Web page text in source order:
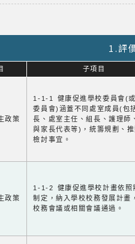
1.評
子項目
政策
1-1-1 健康促進學校委員會(
委員會)涵蓋不同處室成員(包
長、處室主任、組長、護理師
與家長代表等)，統籌規劃、
檢討事宜。
政策
1-1-2 健康促進學校計畫依照
制定，納入學校校務發展計畫
校務會議或相關會議通過。